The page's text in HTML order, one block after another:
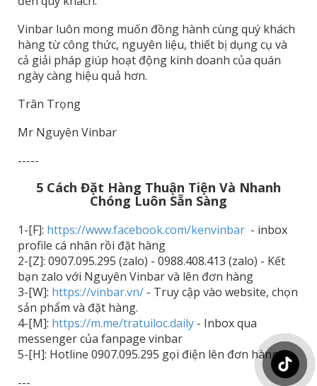
Vinbar luôn mong muốn đồng hành cùng quý khách
hàng từ công thức, nguyên liệu, thiết bị dụng cụ và
cả giải pháp giúp hoạt động kinh doanh của quán
ngày càng hiệu quả hơn.
Trân Trọng
Mr Nguyên Vinbar
-----
5 Cách Đặt Hàng Thuận Tiện Và Nhanh
Chóng Luôn Sẵn Sàng
1-[F]: https://www.facebook.com/kenvinbar - inbox
profile cá nhân rồi đặt hàng
2-[Z]: 0907.095.295 (zalo) - 0988.408.413 (zalo) - Kết
bạn zalo với Nguyên Vinbar và lên đơn hàng
3-[W]: https://vinbar.vn/ - Truy cập vào website, chọn
sản phẩm và đặt hàng.
4-[M]: https://m.me/tratuiloc.daily - Inbox qua
messenger của fanpage vinbar
5-[H]: Hotline 0907.095.295 gọi điện lên đơn hàng.
---